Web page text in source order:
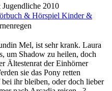
2010
& Hörspiel Kinder &
Mel, ist sehr krank. Laura
um Shadow zu heilen, doch
Ältestenrat der Einhörner
sie das Pony retten
ihr bleiben, oder doch lieber